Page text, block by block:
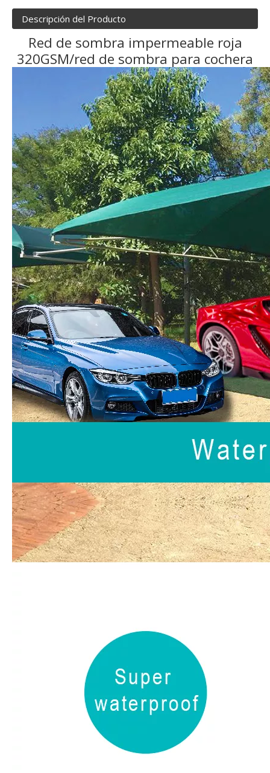
Descripción del Producto
Red de sombra impermeable roja
320GSM/red de sombra para cochera